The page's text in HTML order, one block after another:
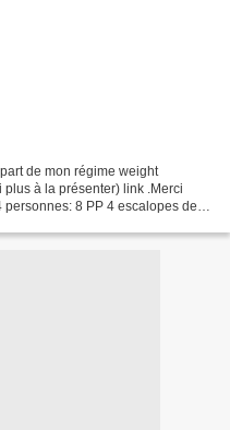
de mon régime weight
à la présenter) link .Merci
8 PP 4 escalopes de